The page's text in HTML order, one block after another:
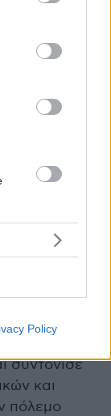
tags to
below Google
Policy
της
ο
Και
του
ο Γιώργος
θέση του
πατέρα του)
των
έναν χρόνο
σε
συντόνισε
και
πόλεμο